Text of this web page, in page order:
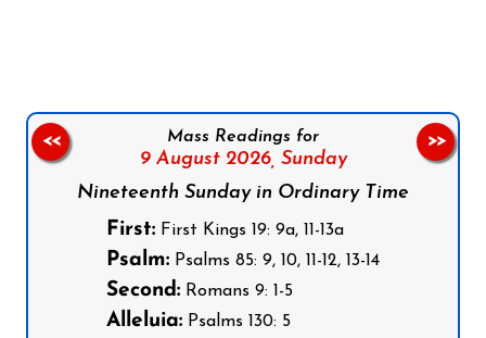
Mass Readings for
9 August 2026, Sunday
Nineteenth Sunday in Ordinary Time
First: First Kings 19: 9a, 11-13a
Psalm: Psalms 85: 9, 10, 11-12, 13-14
Second: Romans 9: 1-5
Alleluia: Psalms 130: 5
<< >>